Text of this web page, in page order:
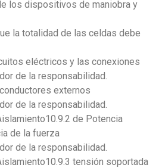
los dispositivos de maniobra y
la totalidad de las celdas debe
eléctricos y las conexiones
de la responsabilidad.
externos
de la responsabilidad.
de Potencia
de la fuerza
de la responsabilidad.
tensión soportada